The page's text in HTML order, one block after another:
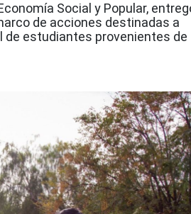
Social y Popular,
de acciones destinadas a
estudiantes provenientes de